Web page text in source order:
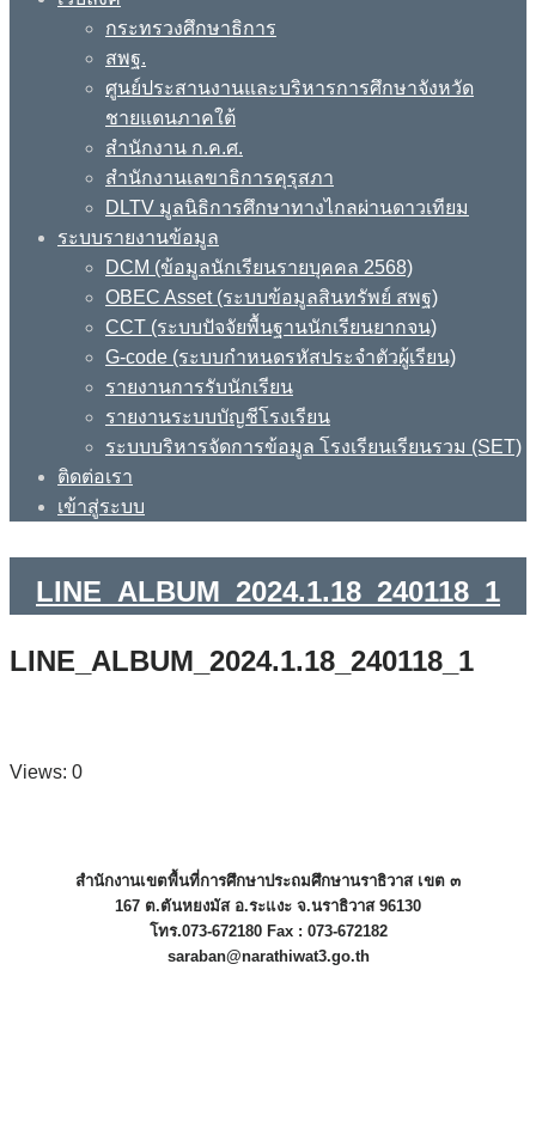
กระทรวงศึกษาธิการ
สพฐ.
ศูนย์ประสานงานและบริหารการศึกษาจังหวัด
ชายแดนภาคใต้
สำนักงาน ก.ค.ศ.
สำนักงานเลขาธิการคุรุสภา
DLTV มูลนิธิการศึกษาทางไกลผ่านดาวเทียม
ระบบรายงานข้อมูล
DCM (ข้อมูลนักเรียนรายบุคคล 2568)
OBEC Asset (ระบบข้อมูลสินทรัพย์ สพฐ)
CCT (ระบบปัจจัยพื้นฐานนักเรียนยากจน)
G-code (ระบบกำหนดรหัสประจำตัวผู้เรียน)
รายงานการรับนักเรียน
รายงานระบบบัญชีโรงเรียน
ระบบบริหารจัดการข้อมูล โรงเรียนเรียนรวม (SET)
ติดต่อเรา
เข้าสู่ระบบ
LINE_ALBUM_2024.1.18_240118_1
LINE_ALBUM_2024.1.18_240118_1
Views: 0
สำนักงานเขตพื้นที่การศึกษาประถมศึกษานราธิวาส เขต ๓
167 ต.ตันหยงมัส อ.ระแงะ จ.นราธิวาส 96130
โทร.073-672180 Fax : 073-672182
saraban@narathiwat3.go.th